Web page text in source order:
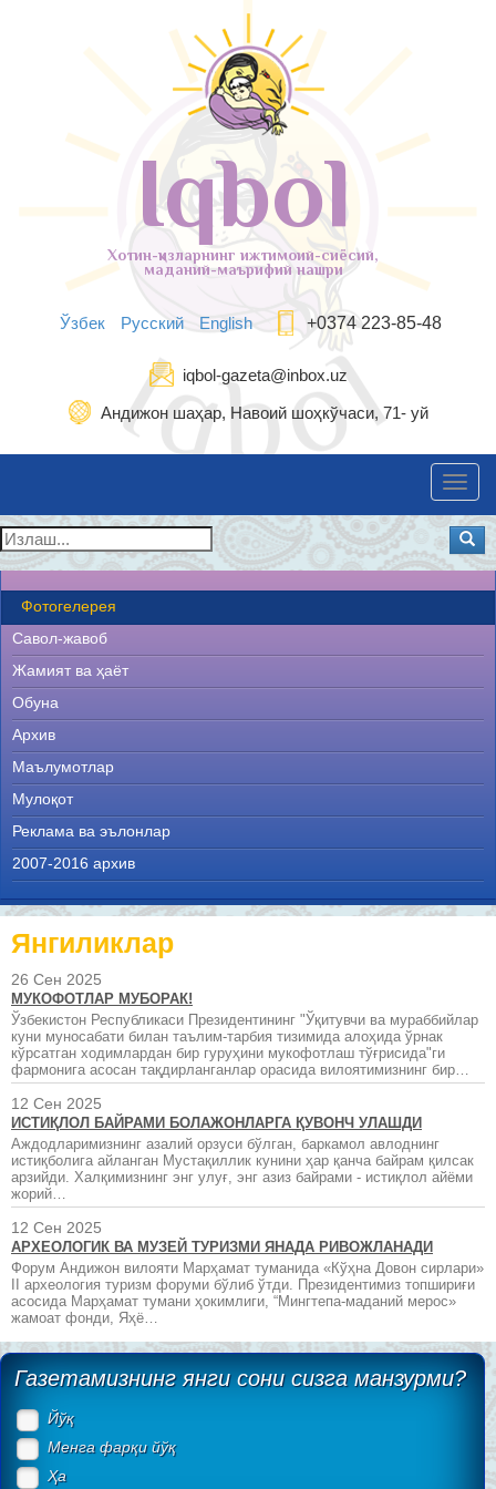
Iqbol
Хотин-қизларнинг ижтимоий-сиёсий,
маданий-маърифий нашри
Ўзбек Русский English +0374 223-85-48
iqbol-gazeta@inbox.uz
Андижон шаҳар, Навоий шоҳкўчаси, 71- уй
Фотогелерея
Савол-жавоб
Жамият ва ҳаёт
Обуна
Архив
Маълумотлар
Мулоқот
Реклама ва эълонлар
2007-2016 архив
Янгиликлар
26 Сен 2025
МУКОФОТЛАР МУБОРАК!
Ўзбекистон Республикаси Президентининг "Ўқитувчи ва мураббийлар
куни муносабати билан таълим-тарбия тизимида алоҳида ўрнак
кўрсатган ходимлардан бир гуруҳини мукофотлаш тўғрисида"ги
фармонига асосан тақдирланганлар орасида вилоятимизнинг бир…
12 Сен 2025
ИСТИҚЛОЛ БАЙРАМИ БОЛАЖОНЛАРГА ҚУВОНЧ УЛАШДИ
Аждодларимизнинг азалий орзуси бўлган, баркамол авлоднинг
истиқболига айланган Мустақиллик кунини ҳар қанча байрам қилсак
арзийди. Халқимизнинг энг улуғ, энг азиз байрами - истиқлол айёми
жорий…
12 Сен 2025
АРХЕОЛОГИК ВА МУЗЕЙ ТУРИЗМИ ЯНАДА РИВОЖЛАНАДИ
Форум Андижон вилояти Марҳамат туманида «Кўҳна Довон сирлари»
II археология туризм форуми бўлиб ўтди. Президентимиз топшириғи
асосида Марҳамат тумани ҳокимлиги, “Мингтепа-маданий мерос»
жамоат фонди, Яҳё…
Газетамизнинг янги сони сизга манзурми?
Йўқ
Менга фарқи йўқ
Ҳа